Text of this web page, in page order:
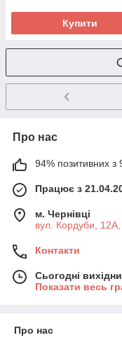
Купити
Про нас
94% позитивних з
Працює з
м. Чернівці
вул. Кордуби, 12А,
Контакти
Сьогодні
Показати весь
Про нас